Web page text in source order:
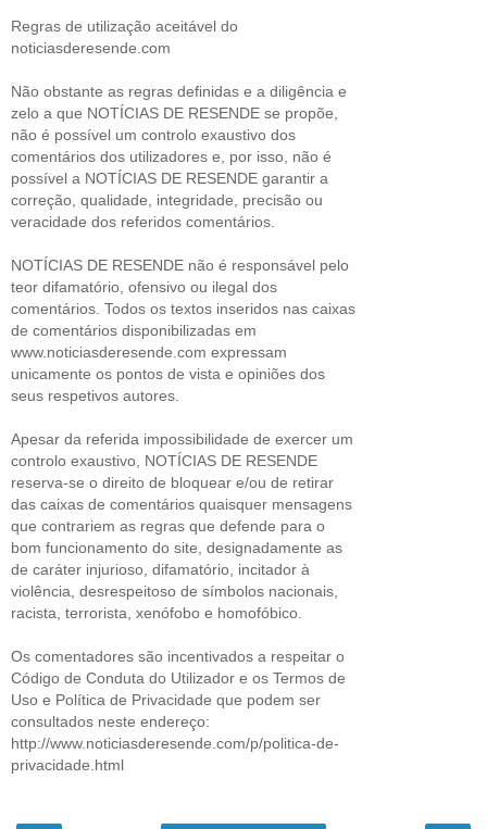
Regras de utilização aceitável do
noticiasderesende.com
Não obstante as regras definidas e a diligência e
zelo a que NOTÍCIAS DE RESENDE se propõe,
não é possível um controlo exaustivo dos
comentários dos utilizadores e, por isso, não é
possível a NOTÍCIAS DE RESENDE garantir a
correção, qualidade, integridade, precisão ou
veracidade dos referidos comentários.
NOTÍCIAS DE RESENDE não é responsável pelo
teor difamatório, ofensivo ou ilegal dos
comentários. Todos os textos inseridos nas caixas
de comentários disponibilizadas em
www.noticiasderesende.com expressam
unicamente os pontos de vista e opiniões dos
seus respetivos autores.
Apesar da referida impossibilidade de exercer um
controlo exaustivo, NOTÍCIAS DE RESENDE
reserva-se o direito de bloquear e/ou de retirar
das caixas de comentários quaisquer mensagens
que contrariem as regras que defende para o
bom funcionamento do site, designadamente as
de caráter injurioso, difamatório, incitador à
violência, desrespeitoso de símbolos nacionais,
racista, terrorista, xenófobo e homofóbico.
Os comentadores são incentivados a respeitar o
Código de Conduta do Utilizador e os Termos de
Uso e Política de Privacidade que podem ser
consultados neste endereço:
http://www.noticiasderesende.com/p/politica-de-
privacidade.html